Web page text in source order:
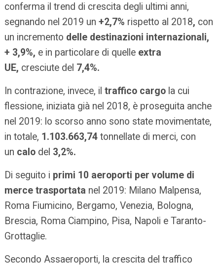
conferma il trend di crescita degli ultimi anni,
segnando nel 2019 un+2,7% rispetto al 2018, con
un incremento delle destinazioni internazionali,
+ 3,9%, e in particolare di quelle extra
UE, cresciute del 7,4%.
In contrazione, invece, iltraffico cargo la cui
flessione, iniziata già nel 2018, è proseguita anche
nel 2019: lo scorso anno sono state movimentate,
in totale, 1.103.663,74 tonnellate di merci, con
un calo del 3,2%.
Di seguito i primi 10 aeroporti per volume di
merce trasportata nel 2019: Milano Malpensa,
Roma Fiumicino, Bergamo, Venezia, Bologna,
Brescia, Roma Ciampino, Pisa, Napoli e Taranto-
Grottaglie.
Secondo Assaeroporti, la crescita del traffico